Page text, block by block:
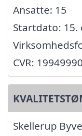
Ansatte: 15
Startdato: 15.
CVR: 19949990
Skellerup